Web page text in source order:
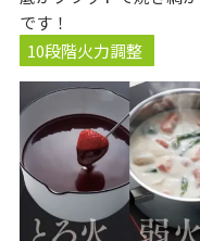
です！
10段階火力調整